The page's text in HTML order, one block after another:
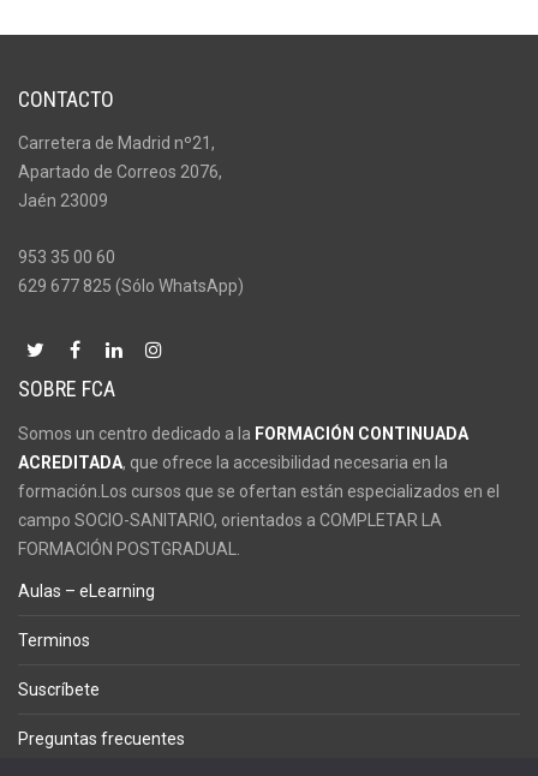
CONTACTO
Carretera de Madrid nº21,
Apartado de Correos 2076,
Jaén 23009
953 35 00 60
629 677 825 (Sólo WhatsApp)
SOBRE FCA
Somos un centro dedicado a la FORMACIÓN CONTINUADA
ACREDITADA, que ofrece la accesibilidad necesaria en la
formación.Los cursos que se ofertan están especializados en el
campo SOCIO-SANITARIO, orientados a COMPLETAR LA
FORMACIÓN POSTGRADUAL.
Aulas – eLearning
Terminos
Suscríbete
Preguntas frecuentes